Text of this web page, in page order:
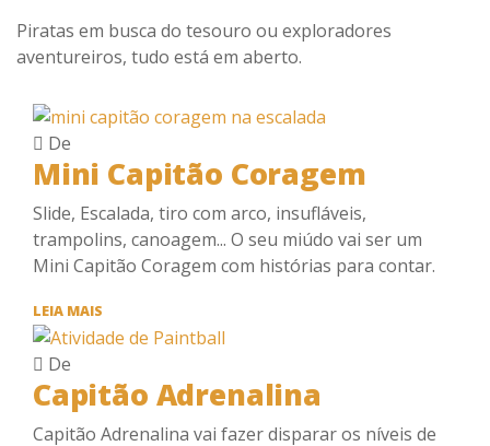
Piratas em busca do tesouro ou exploradores
aventureiros, tudo está em aberto.
De
Mini Capitão Coragem
Slide, Escalada, tiro com arco, insufláveis,
trampolins, canoagem... O seu miúdo vai ser um
Mini Capitão Coragem com histórias para contar.
LEIA MAIS
CORAGEM
De
Capitão Adrenalina
Capitão Adrenalina vai fazer disparar os níveis de